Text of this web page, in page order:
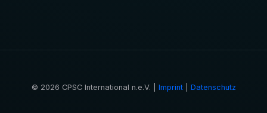
© 2026 CPSC International n.e.V. | Imprint| Datenschutz